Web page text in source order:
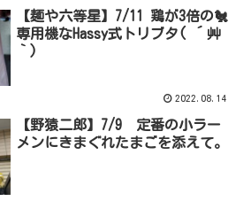
【麺や六等星】7/11 鶏が3倍の🐔
専用機なHassy式トリブタ( ´艸
｀)
2022.08.14
【野猿二郎】7/9 定番の小ラー
メンにきまぐれたまごを添えて。